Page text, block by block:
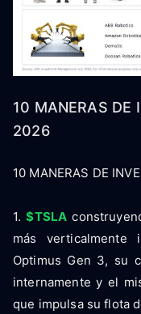
10 MANERAS DE
2026
10 MANERAS DE
1.$TSLA
más verticalmente
Optimus Gen 3, su
internamente y el
que impulsa su flota